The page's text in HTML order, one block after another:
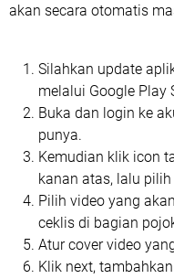
akan secara otomatis
Silahkan update
melalui Google Play
Buka dan login ke
punya.
Kemudian klik icon
kanan atas, lalu
Pilih video yang
ceklis di bagian
Atur cover video
Klik next,